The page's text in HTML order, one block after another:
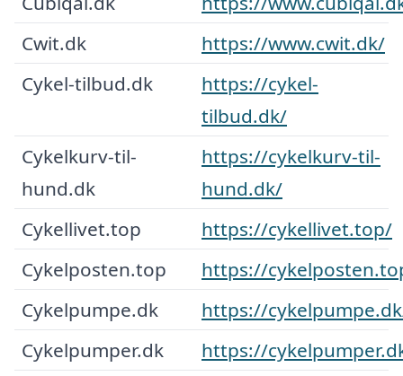
Cwit.dk
https://www.cwit.dk/
Cykel-tilbud.dk
https://cykel-
tilbud.dk/
Cykelkurv-til-
hund.dk
https://cykelkurv-til-
hund.dk/
Cykellivet.top
https://cykellivet.top/
Cykelposten.top
https://
Cykelpumpe.dk
https://
Cykelpumper.dk
https://